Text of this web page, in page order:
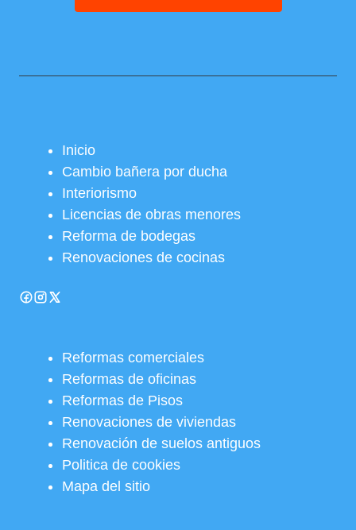
Inicio
Cambio bañera por ducha
Interiorismo
Licencias de obras menores
Reforma de bodegas
Renovaciones de cocinas
Reformas comerciales
Reformas de oficinas
Reformas de Pisos
Renovaciones de viviendas
Renovación de suelos antiguos
Politica de cookies
Mapa del sitio